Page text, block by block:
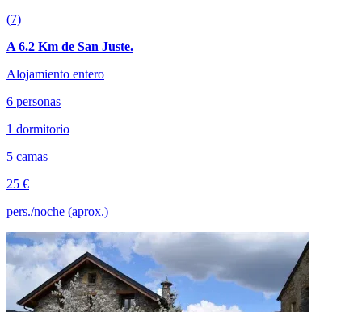
(7)
A 6.2 Km de San Juste.
Alojamiento entero
6 personas
1 dormitorio
5 camas
25 €
pers./noche (aprox.)